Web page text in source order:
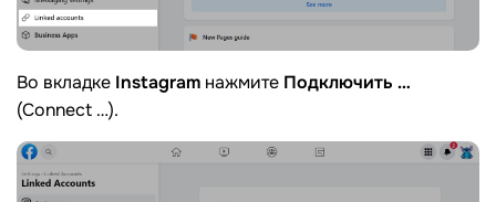
Во вкладке Instagram нажмите Подключить …
(Connect …).